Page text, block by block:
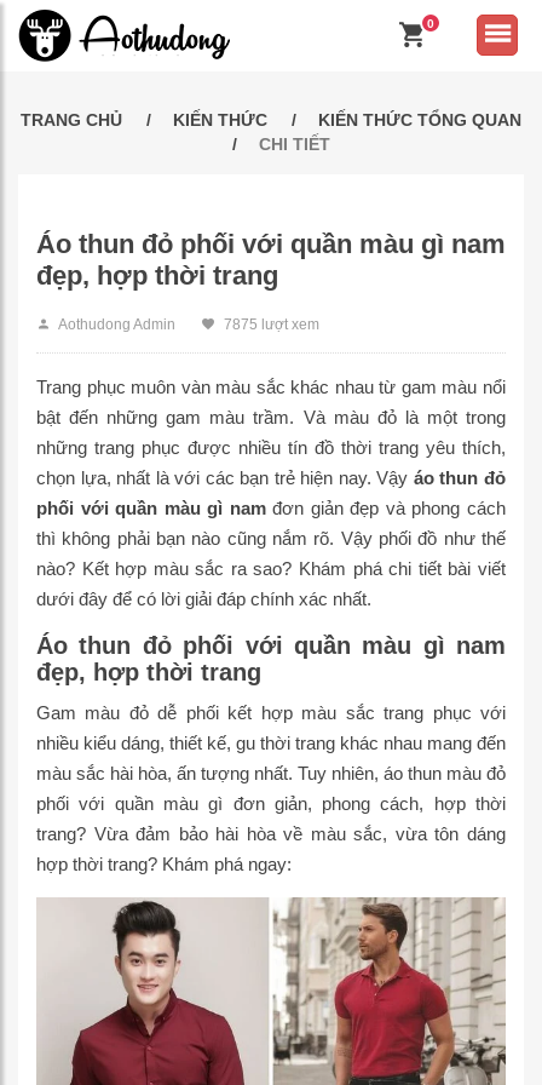
0
TRANG CHỦ KIẾN THỨC
KIẾN THỨC TỔNG QUAN
CHI TIẾT
Áo thun đỏ phối với quần màu gì nam
đẹp, hợp thời trang
Aothudong Admin 7875 lượt xem
Trang phục muôn vàn màu sắc khác nhau từ gam màu nổi
bật đến những gam màu trầm. Và màu đỏ là một trong
những trang phục được nhiều tín đồ thời trang yêu thích,
chọn lựa, nhất là với các bạn trẻ hiện nay. Vậy áo thun đỏ
phối với quần màu gì namđơn giản đẹp và phong cách
thì không phải bạn nào cũng nắm rõ. Vậy phối đồ như thế
nào? Kết hợp màu sắc ra sao? Khám phá chi tiết bài viết
dưới đây để có lời giải đáp chính xác nhất.
Áo thun đỏ phối với quần màu gì nam
đẹp, hợp thời trang
Gam màu đỏ dễ phối kết hợp màu sắc trang phục với
nhiều kiểu dáng, thiết kế, gu thời trang khác nhau mang đến
màu sắc hài hòa, ấn tượng nhất. Tuy nhiên, áo thun màu đỏ
phối với quần màu gì đơn giản, phong cách, hợp thời
trang? Vừa đảm bảo hài hòa về màu sắc, vừa tôn dáng
hợp thời trang? Khám phá ngay: